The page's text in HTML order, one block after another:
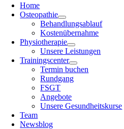
Home
Osteopathie
Behandlungsablauf
Kostenübernahme
Physiotherapie
Unsere Leistungen
Trainingscenter
Termin buchen
Rundgang
FSGT
Angebote
Unsere Gesundheitskurse
Team
Newsblog